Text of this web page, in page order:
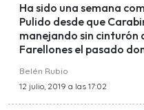
Ha sido una semana
Pulido desde que
manejando sin cinturón
Farellones el pasado
Belén Rubio
12 julio, 2019 a las 17:02